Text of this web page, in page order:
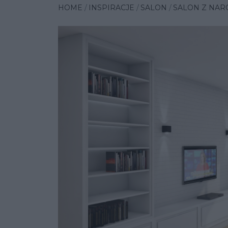
HOME INSPIRACJE SALON SALON Z